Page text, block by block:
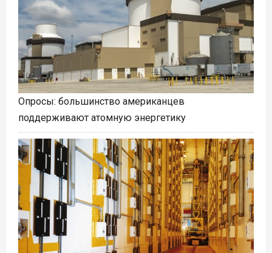
Опросы: большинство американцев
поддерживают атомную энергетику